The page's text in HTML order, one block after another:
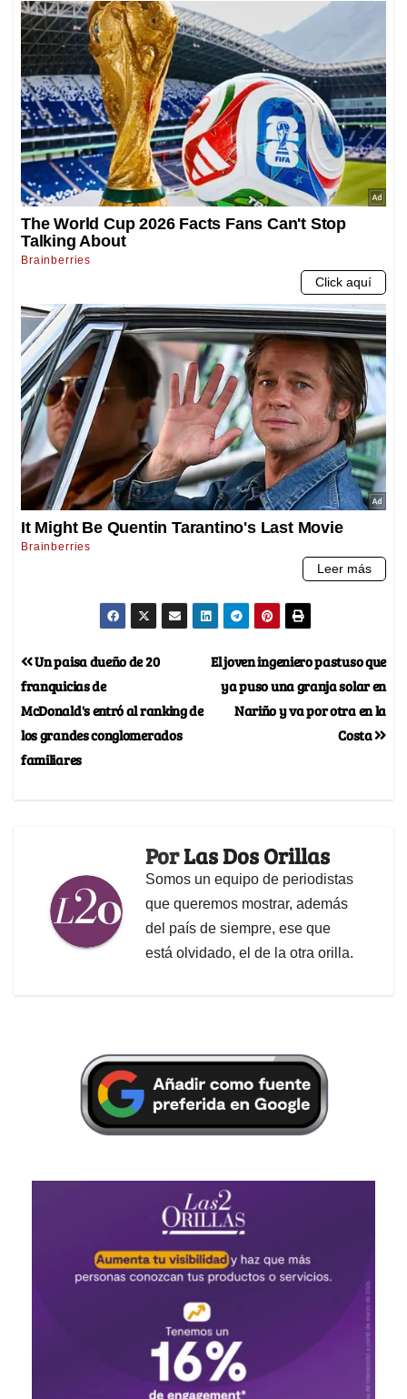
El joven ingeniero pastuso que
ya puso una granja solar en
Nariño y va por otra en la
Costa
Un paisa dueño de 20
franquicias de
McDonald's entró al ranking de
los grandes conglomerados
familiares
PorLas Dos Orillas
Somos un equipo de periodistas
que queremos mostrar, además
del país de siempre, ese que
está olvidado, el de la otra orilla.